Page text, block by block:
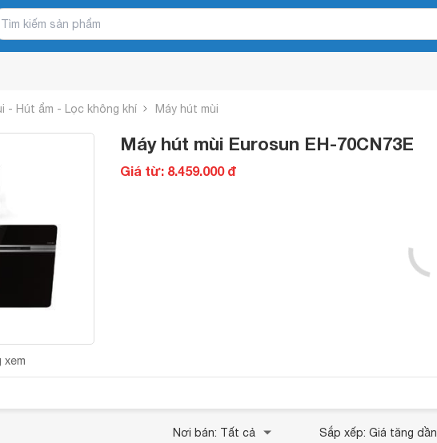
- Hút ẩm - Lọc không khí Máy hút mùi
xem
Máy hút mùi Eurosun EH-70CN73E
Giá từ: 8.459.000 đ
Nơi bán: Tất cả Sắp xếp: Giá tăng dần